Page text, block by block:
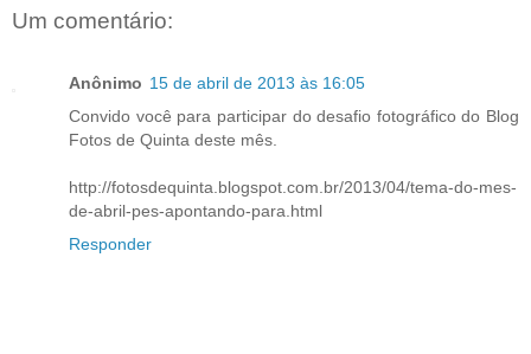
Um comentário:
Anônimo 15 de abril de 2013 às 16:05
Convido você para participar do desafio fotográfico do Blog
Fotos de Quinta deste mês.
http://fotosdequinta.blogspot.com.br/2013/04/tema-do-mes-
de-abril-pes-apontando-para.html
Responder